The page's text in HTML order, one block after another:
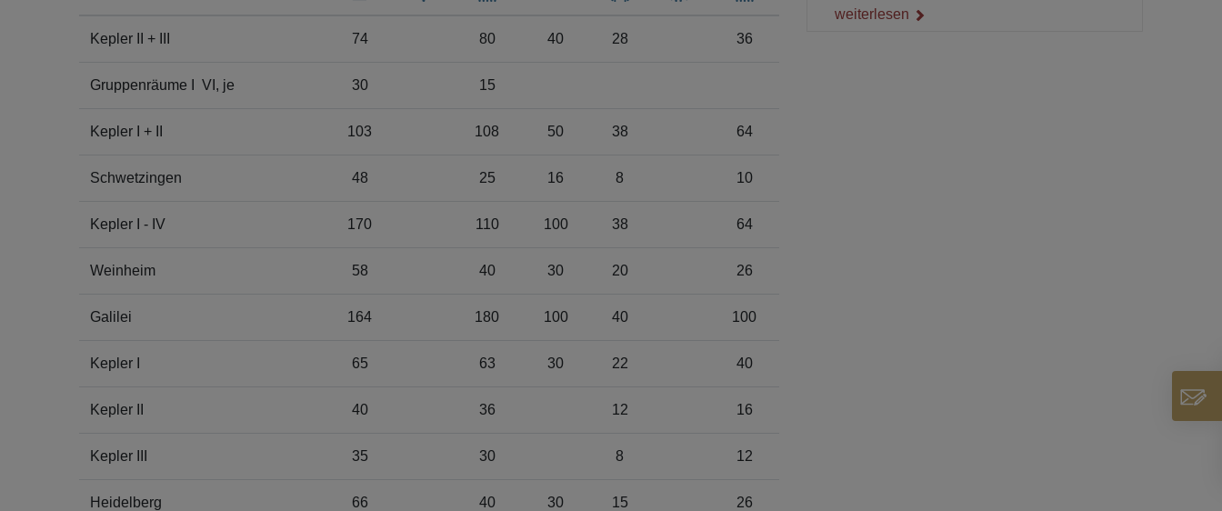
Kepler II + III 74 80 40 28 36
Gruppenräume I  VI, je 30 15
Kepler I + II 103 108 50 38 64
Schwetzingen 48 25 16 8 10
Kepler I - IV 170 110 100 38 64
Weinheim 58 40 30 20 26
Galilei 164 180 100 40 100
Kepler I 65 63 30 22 40
Kepler II 40 36 12 16
Kepler III 35 30 8 12
Heidelberg 66 40 30 15 26
weiterlesen